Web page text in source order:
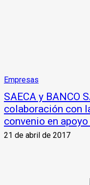
Empresas
SAECA y BANCO
colaboración con
convenio en
21 de abril de 2017